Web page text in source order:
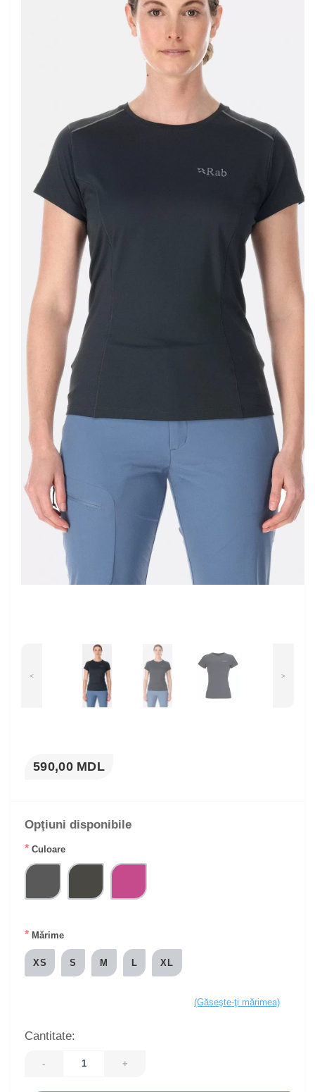
< >
590,00 MDL
Opţiuni disponibile
* Culoare
* Mărime
XS S M L XL
(Găseşte-ţi mărimea)
Cantitate:
- +